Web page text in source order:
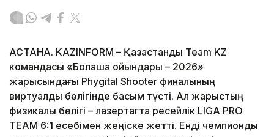
АСТАНА. KAZINFORM – Қазақстандық Team KZ
командасы «Болашақ ойындары – 2026»
жарысындағы Phygital Shooter финалының
виртуалды бөлігінде басым түсті. Ал жарыстың
физикалық бөлігі – лазертагта ресейлік LIGA PRO
TEAM 6:1 есебімен жеңіске жетті. Енді чемпиондық